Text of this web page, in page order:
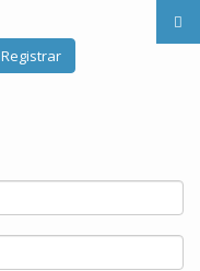
Registrar